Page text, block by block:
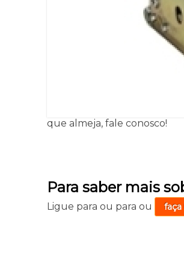
que almeja, fale conosco!
Para saber mais
Ligue paraou paraou